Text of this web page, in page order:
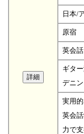
日本/
原宿
英会話
ギタ
デニ
実用
英会
力で支